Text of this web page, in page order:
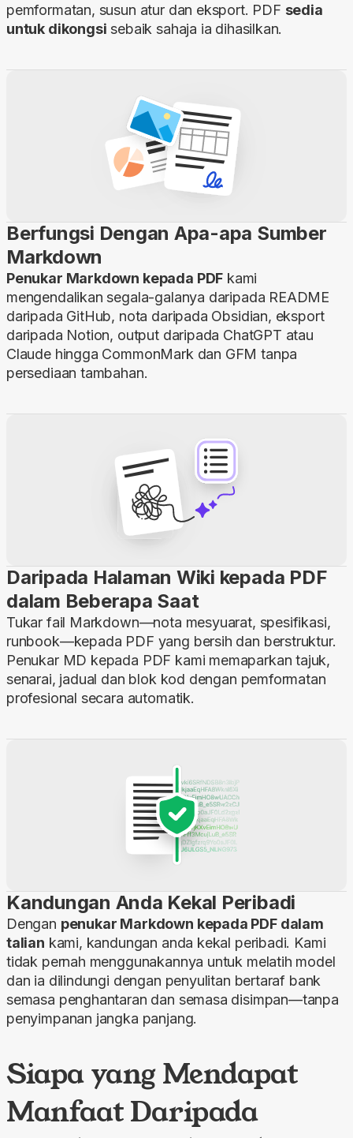
pemformatan, susun atur dan eksport. PDF sedia
untuk dikongsi sebaik sahaja ia dihasilkan.
Berfungsi Dengan Apa-apa Sumber
Markdown
Penukar Markdown kepada PDF kami
mengendalikan segala-galanya daripada README
daripada GitHub, nota daripada Obsidian, eksport
daripada Notion, output daripada ChatGPT atau
Claude hingga CommonMark dan GFM tanpa
persediaan tambahan.
Daripada Halaman Wiki kepada PDF
dalam Beberapa Saat
Tukar fail Markdown—nota mesyuarat, spesifikasi,
runbook—kepada PDF yang bersih dan berstruktur.
Penukar MD kepada PDF kami memaparkan tajuk,
senarai, jadual dan blok kod dengan pemformatan
profesional secara automatik.
Kandungan Anda Kekal Peribadi
Dengan penukar Markdown kepada PDF dalam
talian kami, kandungan anda kekal peribadi. Kami
tidak pernah menggunakannya untuk melatih model
dan ia dilindungi dengan penyulitan bertaraf bank
semasa penghantaran dan semasa disimpan—tanpa
penyimpanan jangka panjang.
Siapa yang Mendapat
Manfaat Daripada